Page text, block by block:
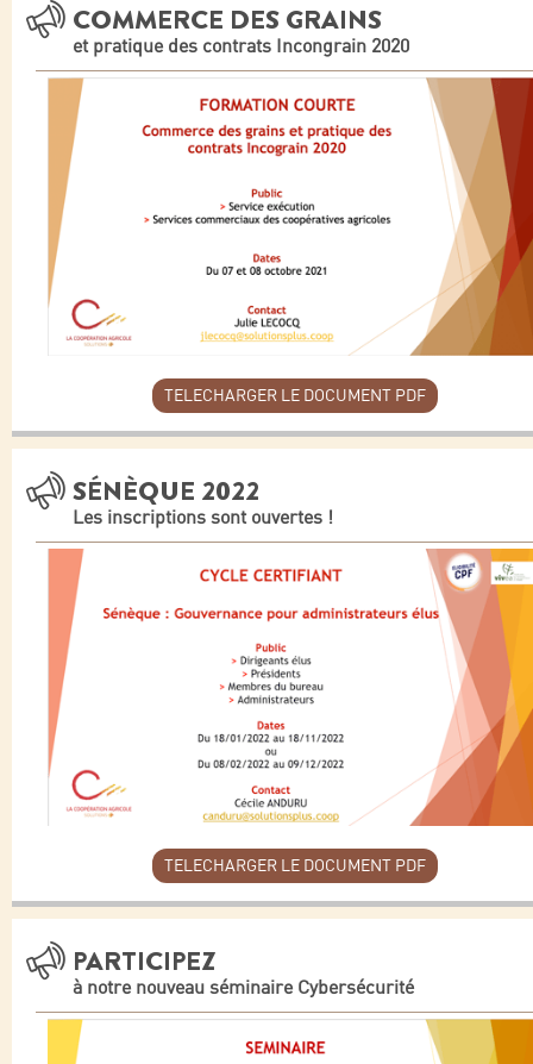
COMMERCE DES GRAINS
et pratique des contrats Incongrain 2020
TELECHARGER LE DOCUMENT PDF
SÉNÈQUE 2022
Les inscriptions sont ouvertes !
TELECHARGER LE DOCUMENT PDF
PARTICIPEZ
à notre nouveau séminaire Cybersécurité